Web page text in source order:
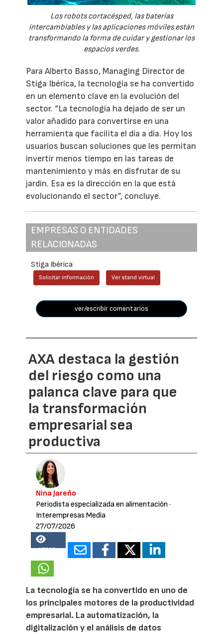
Los robots cortacésped, las baterías
intercambiables y las aplicaciones móviles están
transformando la forma de cuidar y gestionar los
espacios verdes.
Para Alberto Basso, Managing Director de
Stiga Ibérica, la tecnología se ha convertido
en un elemento clave en la evolución del
sector. “La tecnología ha dejado de ser un
valor añadido para convertirse en una
herramienta que facilita el día a día. Hoy los
usuarios buscan soluciones que les permitan
invertir menos tiempo en las tareas de
mantenimiento y más en disfrutar de su
jardín. Esa es la dirección en la que está
evolucionando el sector”, concluye.
EMPRESAS O ENTIDADES
RELACIONADAS
Stiga Ibérica
Solicitar información Ver stand virtual
ver/escribir comentarios
AXA destaca la gestión
del riesgo como una
palanca clave para que
la transformación
empresarial sea
productiva
Nina Jareño
Periodista especializada en alimentación ·
Interempresas Media
27/07/2026
17208
La tecnología se ha convertido en uno de
los principales motores de la productividad
empresarial. La automatización, la
digitalización y el análisis de datos